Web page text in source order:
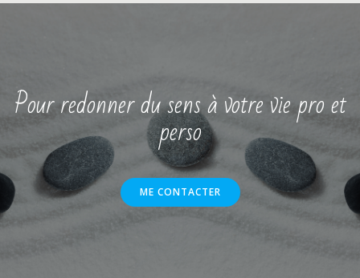
Pour redonner du sens à votre vie pro et
perso
ME CONTACTER